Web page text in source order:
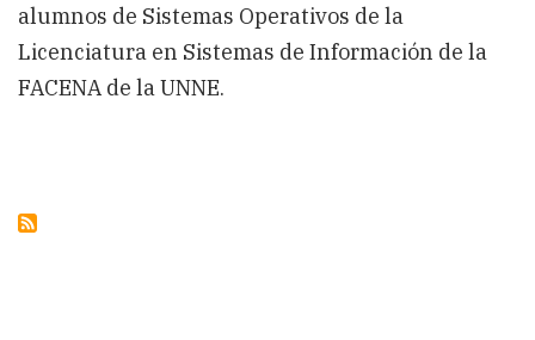
alumnos de Sistemas Operativos de la
Licenciatura en Sistemas de Información de la
FACENA de la UNNE.